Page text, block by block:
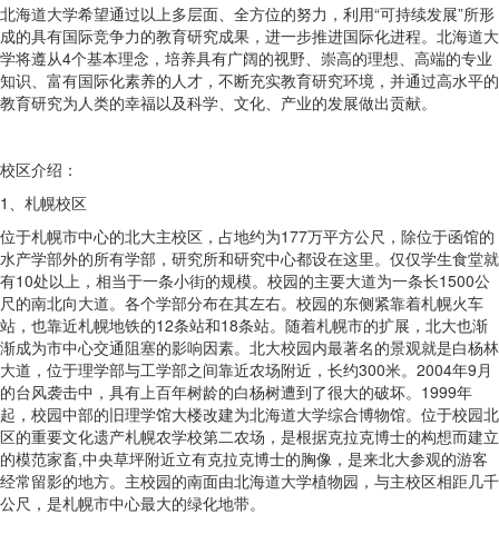
北海道大学希望通过以上多层面、全方位的努力，利用“可持续发展”所形
成的具有国际竞争力的教育研究成果，进一步推进国际化进程。北海道大
学将遵从4个基本理念，培养具有广阔的视野、崇高的理想、高端的专业
知识、富有国际化素养的人才，不断充实教育研究环境，并通过高水平的
教育研究为人类的幸福以及科学、文化、产业的发展做出贡献。
校区介绍：
1、札幌校区
位于札幌市中心的北大主校区，占地约为177万平方公尺，除位于函馆的
水产学部外的所有学部，研究所和研究中心都设在这里。仅仅学生食堂就
有10处以上，相当于一条小街的规模。校园的主要大道为一条长1500公
尺的南北向大道。各个学部分布在其左右。校园的东侧紧靠着札幌火车
站，也靠近札幌地铁的12条站和18条站。随着札幌市的扩展，北大也渐
渐成为市中心交通阻塞的影响因素。北大校园内最著名的景观就是白杨林
大道，位于理学部与工学部之间靠近农场附近，长约300米。2004年9月
的台风袭击中，具有上百年树龄的白杨树遭到了很大的破坏。1999年
起，校园中部的旧理学馆大楼改建为北海道大学综合博物馆。位于校园北
区的重要文化遗产札幌农学校第二农场，是根据克拉克博士的构想而建立
的模范家畜,中央草坪附近立有克拉克博士的胸像，是来北大参观的游客
经常留影的地方。主校园的南面由北海道大学植物园，与主校区相距几千
公尺，是札幌市中心最大的绿化地带。